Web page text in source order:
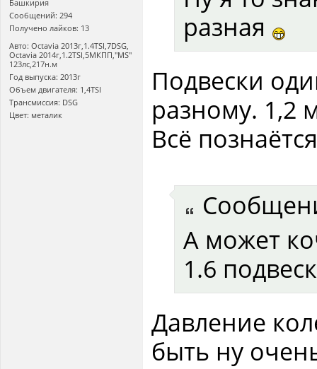
Башкирия
Сообщений: 294
Получено лайков: 13
Авто: Octavia 2013г,1.4TSI,7DSG,
Оctavia 2014г,1.2TSI,5МКПП,"MS"
123лс,217н.м
Год выпуска: 2013г
Объем двигателя: 1,4TSI
Трансмиссия: DSG
Цвет: металик
разная
Подвески
разному. 1,2
Всё
А может
1.6
Давление
быть ну